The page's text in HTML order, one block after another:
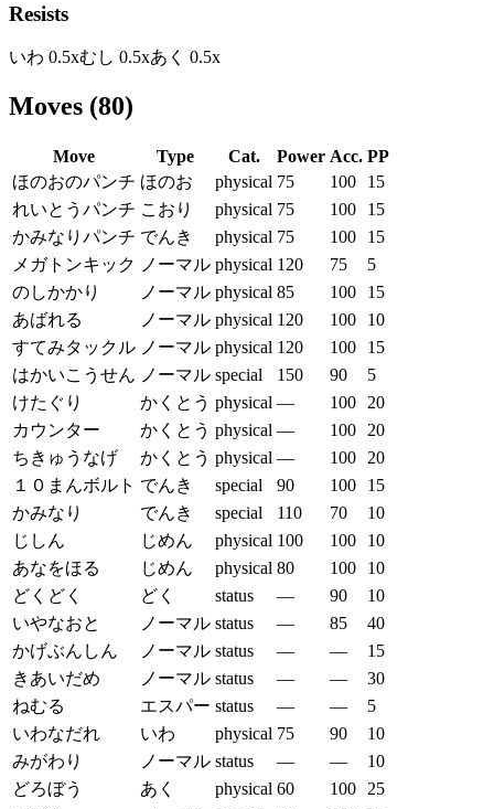
Resists
いわ 0.5xむし 0.5xあく 0.5x
Moves (80)
Move Type Cat. Power Acc. PP
ほのおのパンチ ほのお physical 75 100
15
れいとうパンチ こおり physical 75 100
15
かみなりパンチ でんき physical 75 100
15
メガトンキック ノーマル physical 120 75
5
のしかかり
ノーマル physical 85 100
15
あばれる
ノーマル physical 120 100
10
すてみタックル ノーマル physical 120 100
15
はかいこうせん ノーマル special 150 90
5
けたぐり
かくとう physical — 100
20
カウンター
かくとう physical — 100
20
ちきゅうなげ
かくとう physical — 100
20
１０まんボルト でんき special 90 100
15
かみなり
でんき special 110 70
10
じしん
じめん physical 100 100
10
あなをほる
じめん physical 80 100
10
どくどく
どく status — 90
10
いやなおと
ノーマル status — 85
40
かげぶんしん
ノーマル status — —
15
きあいだめ
ノーマル status — —
30
ねむる
エスパー status — —
5
いわなだれ
いわ physical 75 90
10
みがわり
ノーマル status — —
10
どろぼう
あく physical 60 100
25